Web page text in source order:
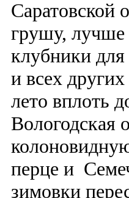
Саратовской
грушу, лучше
клубники
и всех
лето вплоть
Вологодская
перце и
зимовки